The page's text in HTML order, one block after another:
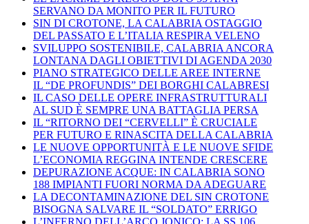
SERVANO DA MONITO PER IL FUTURO
SIN DI CROTONE, LA CALABRIA OSTAGGIO
DEL PASSATO E L’ITALIA RESPIRA VELENO
SVILUPPO SOSTENIBILE, CALABRIA ANCORA
LONTANA DAGLI OBIETTIVI DI AGENDA 2030
PIANO STRATEGICO DELLE AREE INTERNE
IL “DE PROFUNDIS” DEI BORGHI CALABRESI
IL CASO DELLE OPERE INFRASTRUTTURALI
AL SUD È SEMPRE UNA BATTAGLIA PERSA
IL “RITORNO DEI “CERVELLI” È CRUCIALE
PER FUTURO E RINASCITA DELLA CALABRIA
LE NUOVE OPPORTUNITÀ E LE NUOVE SFIDE
L’ECONOMIA REGGINA INTENDE CRESCERE
DEPURAZIONE ACQUE: IN CALABRIA SONO
188 IMPIANTI FUORI NORMA DA ADEGUARE
LA DECONTAMINAZIONE DEL SIN CROTONE
BISOGNA SALVARE IL “SOLDATO” ERRIGO
L’INFERNO DELL’ARCO JONICO: LA SS 106